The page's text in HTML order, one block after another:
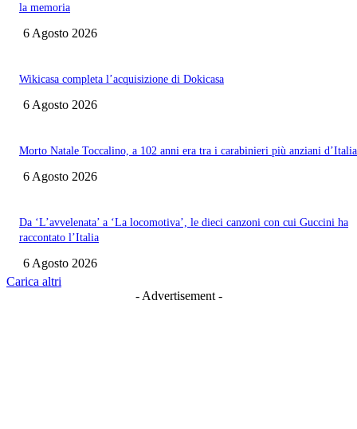
la memoria
6 Agosto 2026
Wikicasa completa l’acquisizione di Dokicasa
6 Agosto 2026
Morto Natale Toccalino, a 102 anni era tra i carabinieri più anziani d’Italia
6 Agosto 2026
Da ‘L’avvelenata’ a ‘La locomotiva’, le dieci canzoni con cui Guccini ha
raccontato l’Italia
6 Agosto 2026
Carica altri
- Advertisement -